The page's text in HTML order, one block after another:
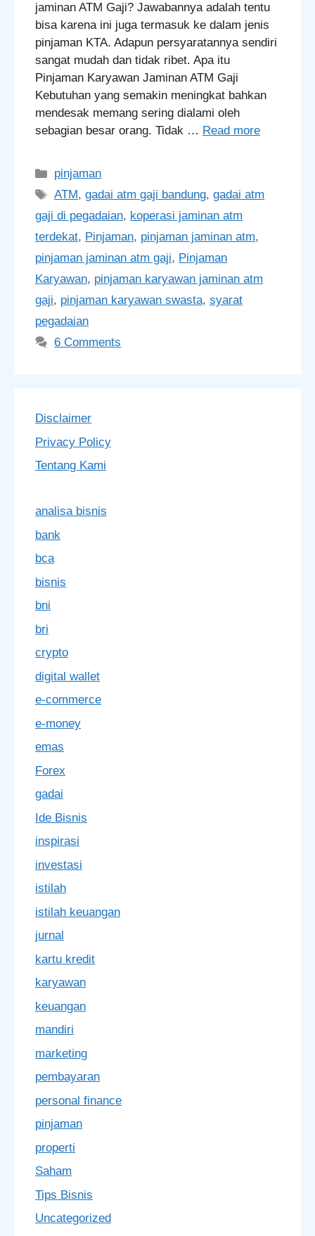
jaminan ATM Gaji? Jawabannya adalah tentu
bisa karena ini juga termasuk ke dalam jenis
pinjaman KTA. Adapun persyaratannya sendiri
sangat mudah dan tidak ribet. Apa itu
Pinjaman Karyawan Jaminan ATM Gaji
Kebutuhan yang semakin meningkat bahkan
mendesak memang sering dialami oleh
sebagian besar orang. Tidak … Read more
Categories
pinjaman
Tags
ATM,gadai atm gaji bandung,gadai atm
gaji di pegadaian, koperasi jaminan atm
terdekat, Pinjaman, pinjaman jaminan atm,
pinjaman jaminan atm gaji, Pinjaman
Karyawan, pinjaman karyawan jaminan atm
gaji, pinjaman karyawan swasta, syarat
pegadaian
6 Comments
Disclaimer
Privacy Policy
Tentang Kami
analisa bisnis
bank
bca
bisnis
bni
bri
crypto
digital wallet
e-commerce
e-money
emas
Forex
gadai
Ide Bisnis
inspirasi
investasi
istilah
istilah keuangan
jurnal
kartu kredit
karyawan
keuangan
mandiri
marketing
pembayaran
personal finance
pinjaman
properti
Saham
Tips Bisnis
Uncategorized